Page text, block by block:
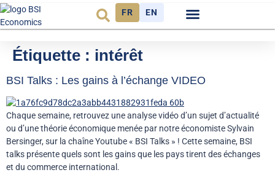
FR EN
Étiquette : intérêt
BSI Talks : Les gains à l’échange VIDEO
Chaque semaine, retrouvez une analyse vidéo d’un sujet d’actualité
ou d’une théorie économique menée par notre économiste Sylvain
Bersinger, sur la chaîne Youtube « BSI Talks » ! Cette semaine, BSI
talks présente quels sont les gains que les pays tirent des échanges
et du commerce international.